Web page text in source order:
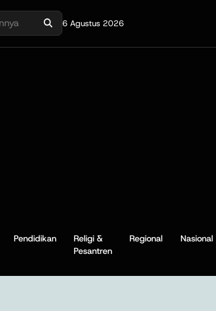
6 Agustus 2026
Pendidikan
Religi &
Pesantren
Regional Nasional